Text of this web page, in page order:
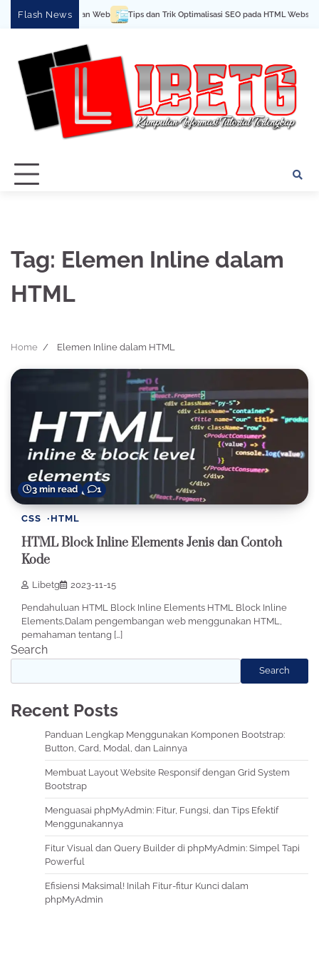
Flash News
Cara Buat Halaman Web Tips dan Trik Optimalisasi SEO pada HTML Website
Tag: Elemen Inline dalam
HTML
Home Elemen Inline dalam HTML
3 min read 1
CSS HTML
HTML Block Inline Elements Jenis dan Contoh
Kode
Libetg 2023-11-15
Pendahuluan HTML Block Inline Elements HTML Block Inline
Elements,Dalam pengembangan web menggunakan HTML,
pemahaman tentang […]
Search
Search
Recent Posts
Panduan Lengkap Menggunakan Komponen Bootstrap:
Button, Card, Modal, dan Lainnya
Membuat Layout Website Responsif dengan Grid System
Bootstrap
Menguasai phpMyAdmin: Fitur, Fungsi, dan Tips Efektif
Menggunakannya
Fitur Visual dan Query Builder di phpMyAdmin: Simpel Tapi
Powerful
Efisiensi Maksimal! Inilah Fitur-fitur Kunci dalam
phpMyAdmin